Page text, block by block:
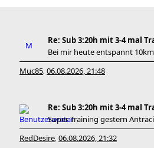
Bei mir heute entspannt
Muc85, 06.08.2026, 21:48
Super Training gestern
RedDesire, 06.08.2026, 21:32